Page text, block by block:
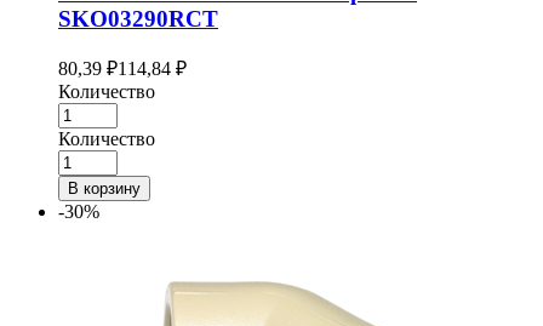
SKO03290RCT
80,39 ₽114,84 ₽
Количество
Количество
В корзину
-30%